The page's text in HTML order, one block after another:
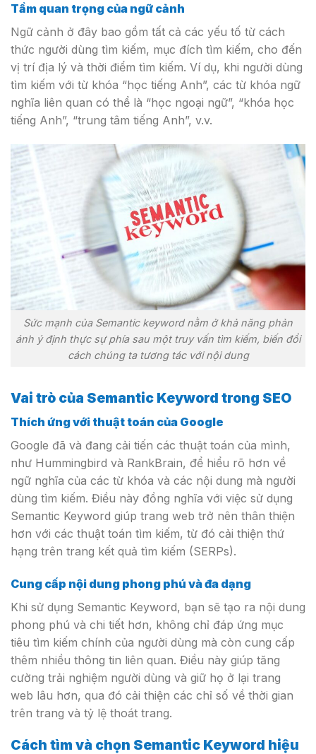
Tầm quan trọng của ngữ cảnh
Ngữ cảnh ở đây bao gồm tất cả các yếu tố từ cách
thức người dùng tìm kiếm, mục đích tìm kiếm, cho đến
vị trí địa lý và thời điểm tìm kiếm. Ví dụ, khi người dùng
tìm kiếm với từ khóa “học tiếng Anh”, các từ khóa ngữ
nghĩa liên quan có thể là “học ngoại ngữ”, “khóa học
tiếng Anh”, “trung tâm tiếng Anh”, v.v.
Sức mạnh của Semantic keyword nằm ở khả năng phản
ánh ý định thực sự phía sau một truy vấn tìm kiếm, biến đổi
cách chúng ta tương tác với nội dung
Vai trò của Semantic Keyword trong SEO
Thích ứng với thuật toán của Google
Google đã và đang cải tiến các thuật toán của mình,
như Hummingbird và RankBrain, để hiểu rõ hơn về
ngữ nghĩa của các từ khóa và các nội dung mà người
dùng tìm kiếm. Điều này đồng nghĩa với việc sử dụng
Semantic Keyword giúp trang web trở nên thân thiện
hơn với các thuật toán tìm kiếm, từ đó cải thiện thứ
hạng trên trang kết quả tìm kiếm (SERPs).
Cung cấp nội dung phong phú và đa dạng
Khi sử dụng Semantic Keyword, bạn sẽ tạo ra nội dung
phong phú và chi tiết hơn, không chỉ đáp ứng mục
tiêu tìm kiếm chính của người dùng mà còn cung cấp
thêm nhiều thông tin liên quan. Điều này giúp tăng
cường trải nghiệm người dùng và giữ họ ở lại trang
web lâu hơn, qua đó cải thiện các chỉ số về thời gian
trên trang và tỷ lệ thoát trang.
Cách tìm và chọn Semantic Keyword hiệu